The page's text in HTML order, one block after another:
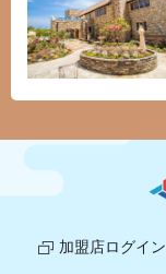
加盟店ログイン